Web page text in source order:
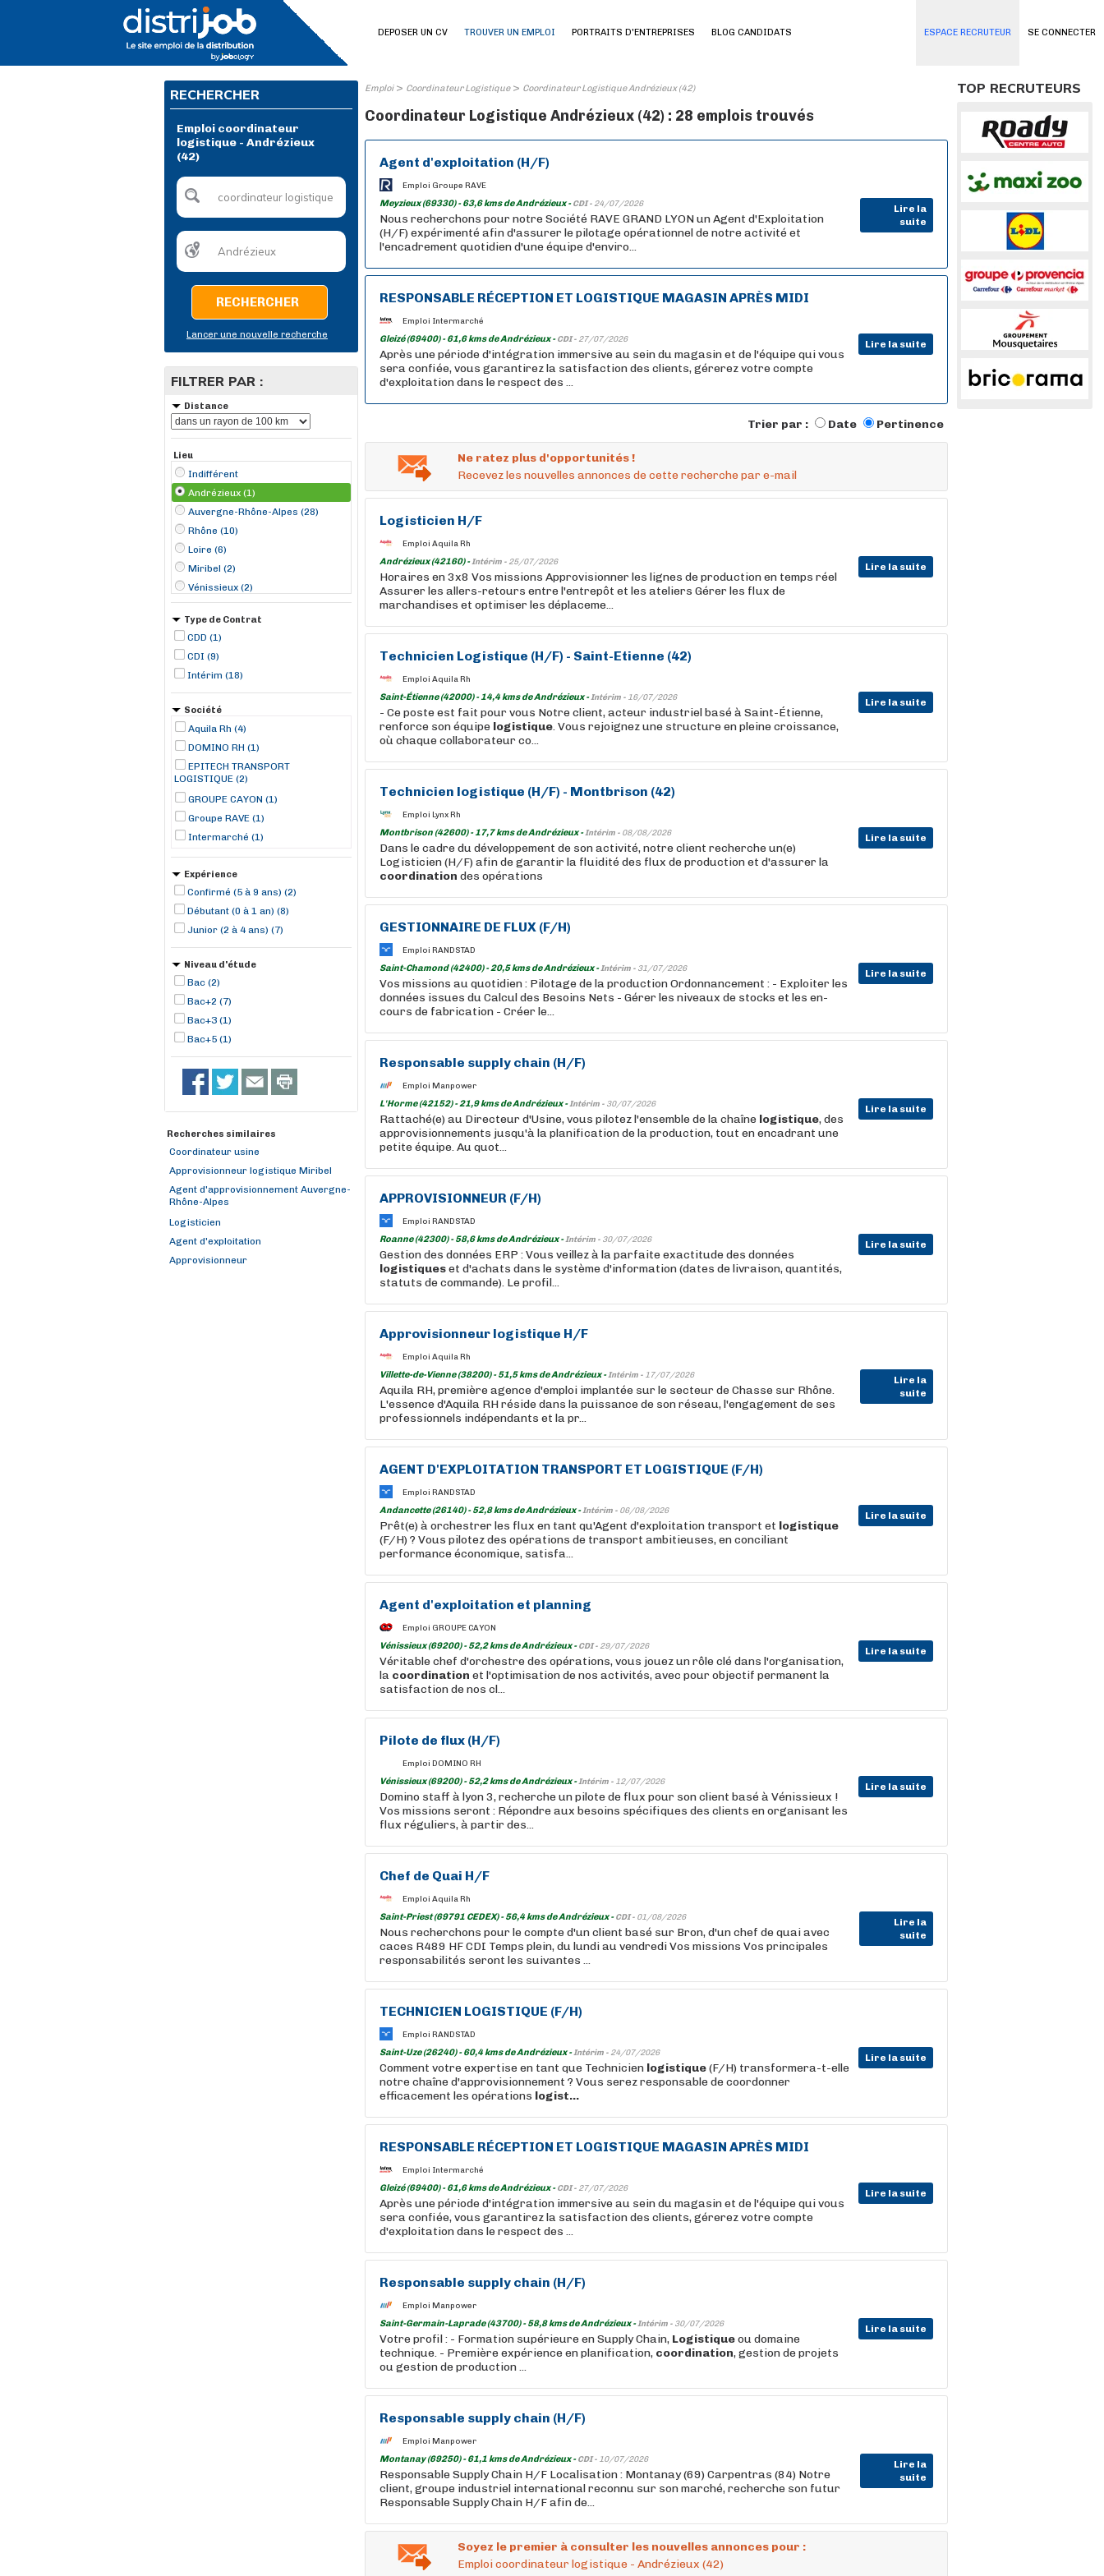
SE CONNECTER
DEPOSER UN CV TROUVER UN EMPLOI PORTRAITS D'ENTREPRISES BLOG CANDIDATS ESPACE RECRUTEUR
RECHERCHER
Emploi coordinateur
logistique - Andrézieux
(42)
RECHERCHER
Lancer une nouvelle recherche
FILTRER PAR :
Distance
Lieu
Indifférent
Andrézieux (1)
Auvergne-Rhône-Alpes (28)
Rhône (10)
Loire (6)
Miribel (2)
Vénissieux (2)
Andancette (1)
Auzon (1)
Beynost (1)
Chassieu (1)
Colombier (1)
Type de Contrat
CDD (1)
CDI (9)
Intérim (18)
Société
Aquila Rh (4)
DOMINO RH (1)
EPITECH TRANSPORT
LOGISTIQUE (2)
GROUPE CAYON (1)
Groupe RAVE (1)
Intermarché (1)
La Solution Transport (1)
Lynx Rh (2)
Manpower (6)
Randstad professional (1)
RANDSTAD (7)
TEMPO ONE (1)
Expérience
Confirmé (5 à 9 ans) (2)
Débutant (0 à 1 an) (8)
Junior (2 à 4 ans) (7)
Niveau d'étude
Bac (2)
Bac+2 (7)
Bac+3 (1)
Bac+5 (1)
Recherches similaires
Coordinateur usine
Approvisionneur logistique Miribel
Agent d'approvisionnement Auvergne-
Rhône-Alpes
Logisticien
Agent d'exploitation
Approvisionneur
Emploi> Coordinateur Logistique> Coordinateur Logistique Andrézieux (42)
Coordinateur Logistique Andrézieux (42) : 28 emplois trouvés
Agent d'exploitation (H/F)
Emploi Groupe RAVE
Meyzieux (69330) - 63,6 kms de Andrézieux -CDI - 24/07/2026
Lire la
suite
Nous recherchons pour notre Société RAVE GRAND LYON un Agent d'Exploitation
(H/F) expérimenté afin d'assurer le pilotage opérationnel de notre activité et
l'encadrement quotidien d'une équipe d'enviro...
RESPONSABLE RÉCEPTION ET LOGISTIQUE MAGASIN APRÈS MIDI
Emploi Intermarché
Gleizé (69400) - 61,6 kms de Andrézieux -CDI - 27/07/2026 Lire la suite
Après une période d'intégration immersive au sein du magasin et de l'équipe qui vous
sera confiée, vous garantirez la satisfaction des clients, gérerez votre compte
d'exploitation dans le respect des ...
Trier par : Date Pertinence
Ne ratez plus d'opportunités !
Recevez les nouvelles annonces de cette recherche par e-mail
Logisticien H/F
Emploi Aquila Rh
Andrézieux (42160) -Intérim - 25/07/2026 Lire la suite
Horaires en 3x8 Vos missions Approvisionner les lignes de production en temps réel
Assurer les allers-retours entre l'entrepôt et les ateliers Gérer les flux de
marchandises et optimiser les déplaceme...
Technicien Logistique (H/F) - Saint-Etienne (42)
Emploi Aquila Rh
Saint-Étienne (42000) - 14,4 kms de Andrézieux -Intérim - 16/07/2026 Lire la suite
- Ce poste est fait pour vous Notre client, acteur industriel basé à Saint-Étienne,
renforce son équipe logistique. Vous rejoignez une structure en pleine croissance,
où chaque collaborateur co...
Technicien logistique (H/F) - Montbrison (42)
Emploi Lynx Rh
Montbrison (42600) - 17,7 kms de Andrézieux -Intérim - 08/08/2026 Lire la suite
Dans le cadre du développement de son activité, notre client recherche un(e)
Logisticien (H/F) afin de garantir la fluidité des flux de production et d'assurer la
coordination des opérations
GESTIONNAIRE DE FLUX (F/H)
Emploi RANDSTAD
Saint-Chamond (42400) - 20,5 kms de Andrézieux -Intérim - 31/07/2026 Lire la suite
Vos missions au quotidien : Pilotage de la production Ordonnancement : - Exploiter les
données issues du Calcul des Besoins Nets - Gérer les niveaux de stocks et les en-
cours de fabrication - Créer le...
Responsable supply chain (H/F)
Emploi Manpower
L'Horme (42152) - 21,9 kms de Andrézieux -Intérim - 30/07/2026 Lire la suite
Rattaché(e) au Directeur d'Usine, vous pilotez l'ensemble de la chaîne logistique, des
approvisionnements jusqu'à la planification de la production, tout en encadrant une
petite équipe. Au quot...
APPROVISIONNEUR (F/H)
Emploi RANDSTAD
Roanne (42300) - 58,6 kms de Andrézieux -Intérim - 30/07/2026 Lire la suite
Gestion des données ERP : Vous veillez à la parfaite exactitude des données
logistiqueset d'achats dans le système d'information (dates de livraison, quantités,
statuts de commande). Le profil...
Approvisionneur logistique H/F
Emploi Aquila Rh
Villette-de-Vienne (38200) - 51,5 kms de Andrézieux -Intérim - 17/07/2026
Lire la
suite
Aquila RH, première agence d'emploi implantée sur le secteur de Chasse sur Rhône.
L'essence d'Aquila RH réside dans la puissance de son réseau, l'engagement de ses
professionnels indépendants et la pr...
AGENT D'EXPLOITATION TRANSPORT ET LOGISTIQUE (F/H)
Emploi RANDSTAD
Andancette (26140) - 52,8 kms de Andrézieux -Intérim - 06/08/2026 Lire la suite
Prêt(e) à orchestrer les flux en tant qu'Agent d'exploitation transport et logistique
(F/H) ? Vous pilotez des opérations de transport ambitieuses, en conciliant
performance économique, satisfa...
Agent d'exploitation et planning
Emploi GROUPE CAYON
Vénissieux (69200) - 52,2 kms de Andrézieux -CDI - 29/07/2026 Lire la suite
Véritable chef d'orchestre des opérations, vous jouez un rôle clé dans l'organisation,
la coordination et l'optimisation de nos activités, avec pour objectif permanent la
satisfaction de nos cl...
Pilote de flux (H/F)
Emploi DOMINO RH
Vénissieux (69200) - 52,2 kms de Andrézieux -Intérim - 12/07/2026 Lire la suite
Domino staff à lyon 3, recherche un pilote de flux pour son client basé à Vénissieux !
Vos missions seront : Répondre aux besoins spécifiques des clients en organisant les
flux réguliers, à partir des...
Chef de Quai H/F
Emploi Aquila Rh
Saint-Priest (69791 CEDEX) - 56,4 kms de Andrézieux -CDI - 01/08/2026
Lire la
suite
Nous recherchons pour le compte d'un client basé sur Bron, d'un chef de quai avec
caces R489 HF CDI Temps plein, du lundi au vendredi Vos missions Vos principales
responsabilités seront les suivantes ...
TECHNICIEN LOGISTIQUE (F/H)
Emploi RANDSTAD
Saint-Uze (26240) - 60,4 kms de Andrézieux -Intérim - 24/07/2026 Lire la suite
Comment votre expertise en tant que Technicien logistique(F/H) transformera-t-elle
notre chaîne d'approvisionnement ? Vous serez responsable de coordonner
efficacement les opérations logist...
RESPONSABLE RÉCEPTION ET LOGISTIQUE MAGASIN APRÈS MIDI
Emploi Intermarché
Gleizé (69400) - 61,6 kms de Andrézieux -CDI - 27/07/2026 Lire la suite
Après une période d'intégration immersive au sein du magasin et de l'équipe qui vous
sera confiée, vous garantirez la satisfaction des clients, gérerez votre compte
d'exploitation dans le respect des ...
Responsable supply chain (H/F)
Emploi Manpower
Saint-Germain-Laprade (43700) - 58,8 kms de Andrézieux -Intérim - 30/07/2026 Lire la suite
Votre profil : - Formation supérieure en Supply Chain, Logistiqueou domaine
technique. - Première expérience en planification, coordination, gestion de projets
ou gestion de production ...
Responsable supply chain (H/F)
Emploi Manpower
Montanay (69250) - 61,1 kms de Andrézieux -CDI - 10/07/2026
Lire la
suite
Responsable Supply Chain H/F Localisation : Montanay (69) Carpentras (84) Notre
client, groupe industriel international reconnu sur son marché, recherche son futur
Responsable Supply Chain H/F afin de...
Soyez le premier à consulter les nouvelles annonces pour :
Emploi coordinateur logistique - Andrézieux (42)
TOP RECRUTEURS